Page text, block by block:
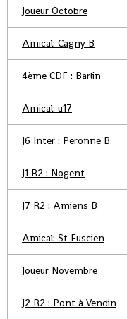
Joueur Octobre
Amical: Cagny B
4ème CDF : Barlin
Amical: u17
J6 Inter : Peronne B
J1 R2 : Nogent
J7 R2 : Amiens B
Amical: St Fuscien
Joueur Novembre
J2 R2 : Pont à Vendin